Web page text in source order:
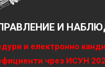
И
и електронно
чрез ИСУН